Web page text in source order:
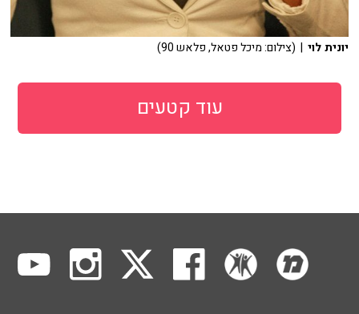
יונית לוי | (צילום: מיכל פטאל, פלאש 90)
עוד קטעים